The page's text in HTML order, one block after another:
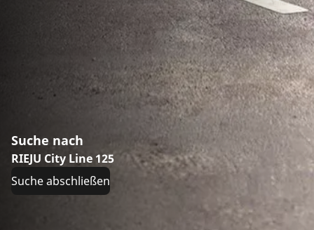
Suche nach
RIEJU City Line 125
Suche abschließen